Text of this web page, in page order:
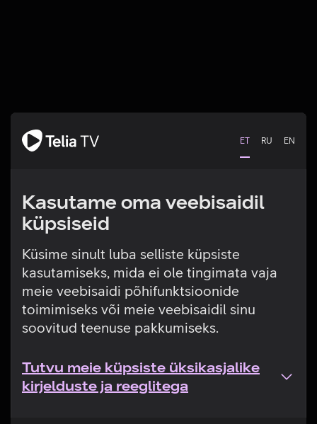
ET RU EN
Kasutame oma veebisaidil
küpsiseid
Küsime sinult luba selliste küpsiste
kasutamiseks, mida ei ole tingimata vaja
meie veebisaidi põhifunktsioonide
toimimiseks või meie veebisaidil sinu
soovitud teenuse pakkumiseks.
Tutvu meie küpsiste üksikasjalike
kirjelduste ja reeglitega
Tehniline viga